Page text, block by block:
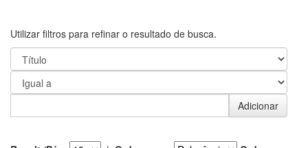
Utilizar filtros para refinar o resultado de busca.